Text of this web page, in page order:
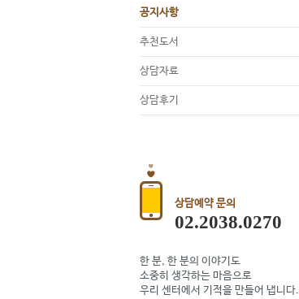
공지사항
추천도서
상담자료
상담후기
상담예약 문의
02.2038.0270
한 분, 한 분의 이야기도
소중히 생각하는 마음으로
우리 센터에서 기적을 만들어 냅니다.